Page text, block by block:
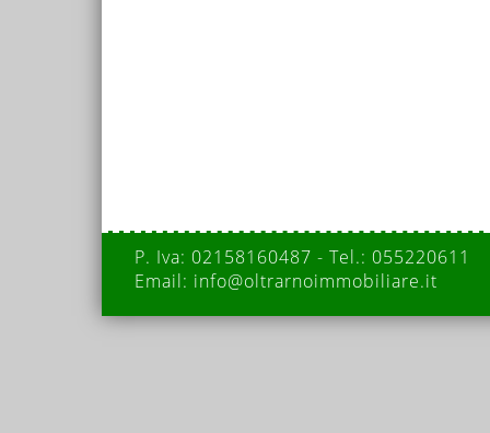
P. Iva: 02158160487 - Tel.: 055220611
Email: info@oltrarnoimmobiliare.it